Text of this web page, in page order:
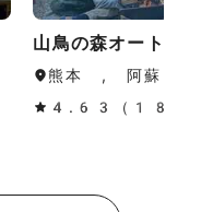
山鳥の森オートキ
熊本 , 阿蘇
4.63（188件